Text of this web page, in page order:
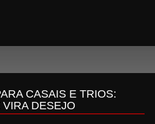
CASAIS E TRIOS:
DESEJO